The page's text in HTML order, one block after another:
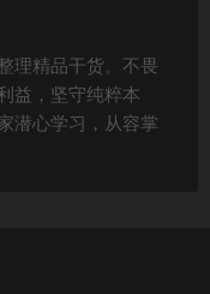
理精品干货。不畏
益，坚守纯粹本
潜心学习，从容掌